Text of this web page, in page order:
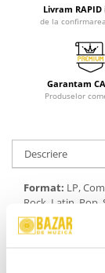
Livram RAPID
de la
Garantam
Produselor
Descriere
Format: LP,
Rock, Latin, Pop,
Compilation, 1985
An Lansare: